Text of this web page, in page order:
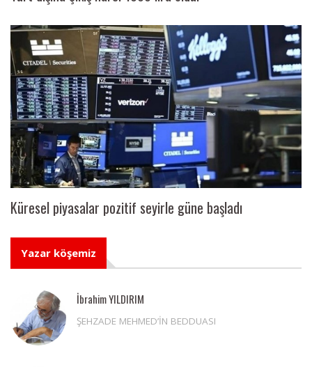
Küresel piyasalar pozitif seyirle güne başladı
Yazar köşemiz
İbrahim YILDIRIM
ŞEHZADE MEHMED’İN BEDDUASI